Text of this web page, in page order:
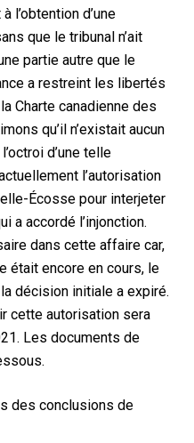
l’obtention d’une
que le tribunal n’ait
partie autre que le
a restreint les libertés
Charte canadienne des
qu’il n’existait aucun
d’une telle
l’autorisation
Écosse pour interjeter
a accordé l’injonction.
dans cette affaire car,
était encore en cours, le
décision initiale a expiré.
cette autorisation sera
Les documents de
des conclusions de